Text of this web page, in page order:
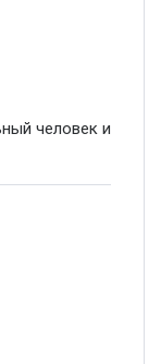
человек и